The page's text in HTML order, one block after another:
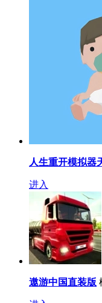
人生重开模拟器
进入
遨游中国直装版